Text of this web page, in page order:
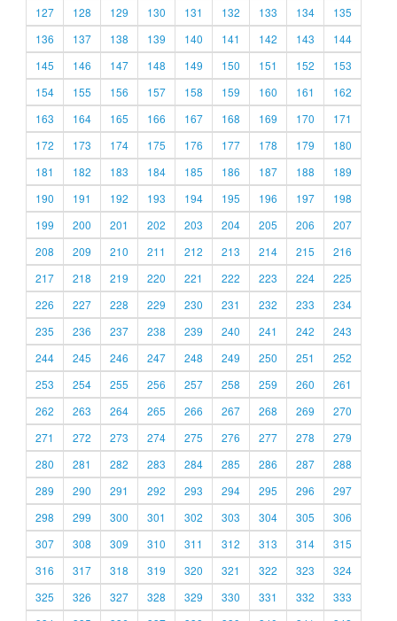
127
128 129 130 131 132 133 134
135
136
137 138 139 140 141 142 143
144
145
146 147 148 149 150 151 152
153
154
155 156 157 158 159 160 161
162
163
164 165 166 167 168 169 170
171
172
173 174 175 176 177 178 179
180
181
182 183 184 185 186 187 188
189
190
191 192 193 194 195 196 197
198
199
200 201 202 203 204 205 206
207
208
209 210 211 212 213 214 215
216
217
218 219 220 221 222 223 224
225
226
227 228 229 230 231 232 233
234
235
236 237 238 239 240 241 242
243
244
245 246 247 248 249 250 251
252
253
254 255 256 257 258 259 260
261
262
263 264 265 266 267 268 269
270
271
272 273 274 275 276 277 278
279
280
281 282 283 284 285 286 287
288
289
290 291 292 293 294 295 296
297
298
299 300 301 302 303 304 305
306
307
308 309 310 311 312 313 314
315
316
317 318 319 320 321 322 323
324
325
326 327 328 329 330 331 332
333